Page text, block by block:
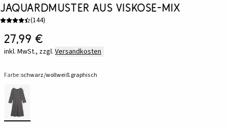
Jaquardmuster aus Viskose-Mix
(144)
27,99 €
inkl. MwSt., zzgl. Versandkosten
Farbe:schwarz/wollweiß graphisch